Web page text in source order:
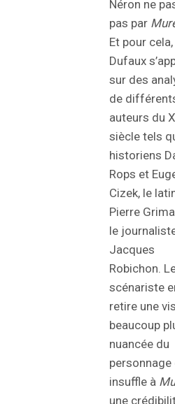
Néron ne
pas par
Et pour
Dufaux
sur des
de
auteurs du
siècle tels
historiens
Rops et
Cizek, le
Pierre
le
Jacques
Robichon.
scénariste
retire une
beaucoup
nuancée du
personnage
insuffle à
une